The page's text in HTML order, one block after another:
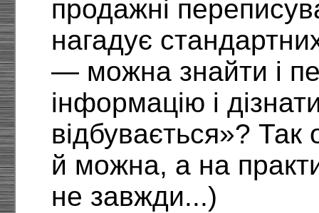
продажні
нагадує
— можна знайти і
інформацію і
відбувається»? Так
й можна, а на
не завжди...)